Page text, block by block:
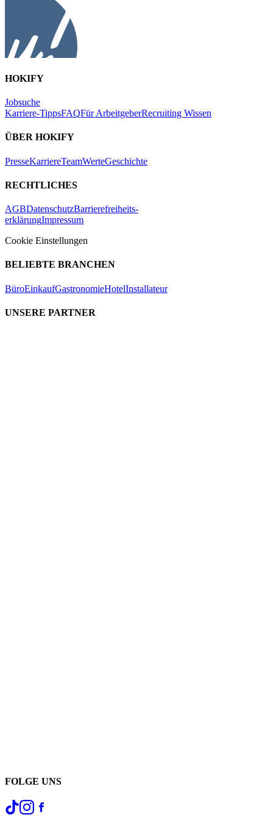
HOKIFY
Jobsuche
Karriere-TippsFAQFür ArbeitgeberRecruiting Wissen
ÜBER HOKIFY
PresseKarriereTeamWerteGeschichte
RECHTLICHES
AGBDatenschutzBarrierefreiheits-
erklärungImpressum
Cookie Einstellungen
BELIEBTE BRANCHEN
BüroEinkaufGastronomieHotelInstallateur
UNSERE PARTNER
FOLGE UNS